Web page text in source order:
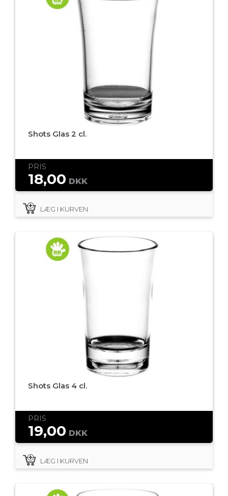
Shots Glas 2 cl.
PRIS
18,00 DKK
LÆG I KURVEN
Shots Glas 4 cl.
PRIS
19,00 DKK
LÆG I KURVEN